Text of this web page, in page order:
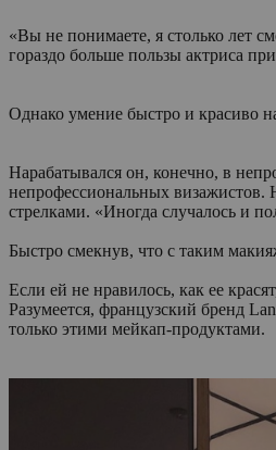
«Вы не понимаете, я столько лет
гораздо больше пользы актриса
Однако умение быстро и красиво
Нарабатывался он, конечно, в
непрофессиональных визажистов.
стрелками. «Иногда случалось и
Быстро смекнув, что с таким
Если ей не нравилось, как ее
Разумеется, французский бренд
только этими мейкап-продуктами.